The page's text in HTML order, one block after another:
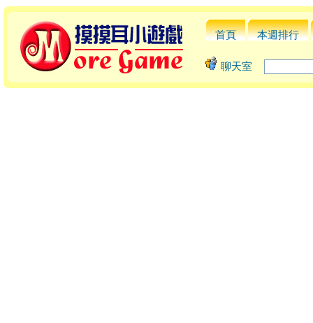
首頁 本週排行
聊天室